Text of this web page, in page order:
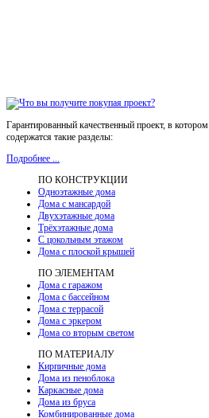
Гарантированный качественный проект, в котором
содержатся такие разделы:
Подробнее ...
ПО КОНСТРУКЦИИ
Одноэтажные дома
Дома с мансардой
Двухэтажные дома
Трёхэтажные дома
С цокольным этажом
Дома с плоской крышей
ПО ЭЛЕМЕНТАМ
Дома с гаражом
Дома с бассейном
Дома с террасой
Дома с эркером
Дома со вторым светом
ПО МАТЕРИАЛУ
Кирпичные дома
Дома из пеноблока
Каркасные дома
Дома из бруса
Комбинированные дома